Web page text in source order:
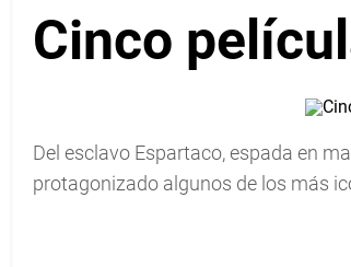
Cinco
Del esclavo Espartaco, espada en
protagonizado algunos de los más